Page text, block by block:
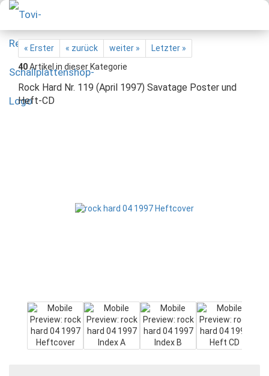
« Erster « zurück weiter »
Letzter »
40Artikel in dieser Kategorie
Rock Hard Nr. 119 (April 1997) Savatage Poster und
Heft-CD